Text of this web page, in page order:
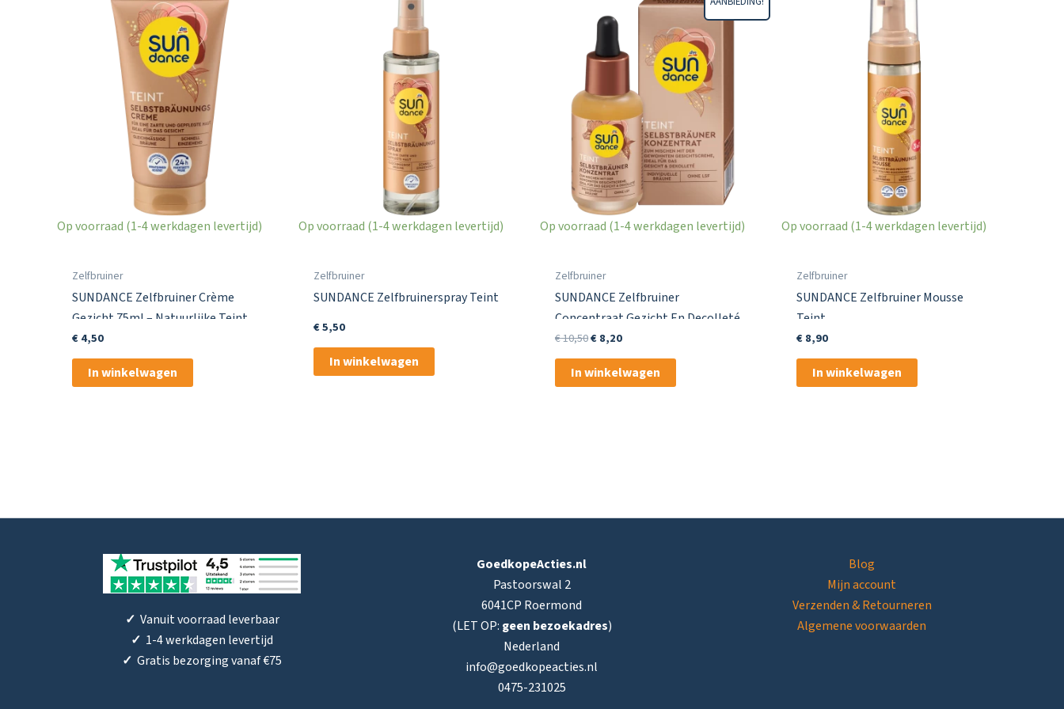
Op voorraad (1-4 werkdagen levertijd)
Zelfbruiner
SUNDANCE Zelfbruiner Crème
Gezicht 75ml – Natuurlijke Teint
€4,50
In winkelwagen
Op voorraad (1-4 werkdagen levertijd)
Zelfbruiner
SUNDANCE Zelfbruinerspray Teint
€5,50
In winkelwagen
Op voorraad (1-4 werkdagen levertijd)
Zelfbruiner
SUNDANCE Zelfbruiner
Concentraat Gezicht En Decolleté
30 ml
€10,50Oorspronkelijke
was:
€ 10,50.
€8,20Huidige
is:
€ 8,20.
In winkelwagen
Op voorraad (1-4 werkdagen levertijd)
Zelfbruiner
SUNDANCE Zelfbruiner Mousse
Teint
€8,90
In winkelwagen
✓ Vanuit voorraad leverbaar
✓ 1-4 werkdagen levertijd
✓ Gratis bezorging vanaf €75
GoedkopeActies.nl
Pastoorswal 2
6041CP Roermond
(LET OP: geen bezoekadres)
Nederland
info@goedkopeacties.nl
0475-231025
Blog
Mijn account
Verzenden & Retourneren
Algemene voorwaarden